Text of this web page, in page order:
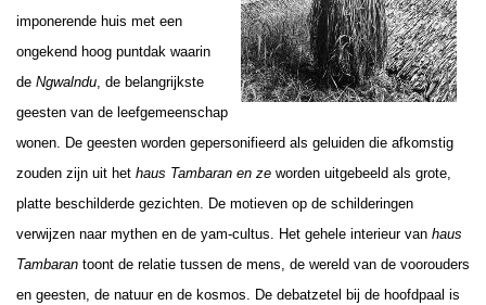
imponerende huis met een
ongekend hoog puntdak waarin
de Ngwalndu , de belangrijkste
geesten van de leefgemeenschap
wonen. De geesten worden gepersonifieerd als geluiden die afkomstig
zouden zijn uit het haus Tambaran en ze worden uitgebeeld als grote,
platte beschilderde gezichten. De motieven op de schilderingen
verwijzen naar mythen en de yam-cultus. Het gehele interieur van haus
Tambaran toont de relatie tussen de mens, de wereld van de voorouders
en geesten, de natuur en de kosmos. De debatzetel bij de hoofdpaal is